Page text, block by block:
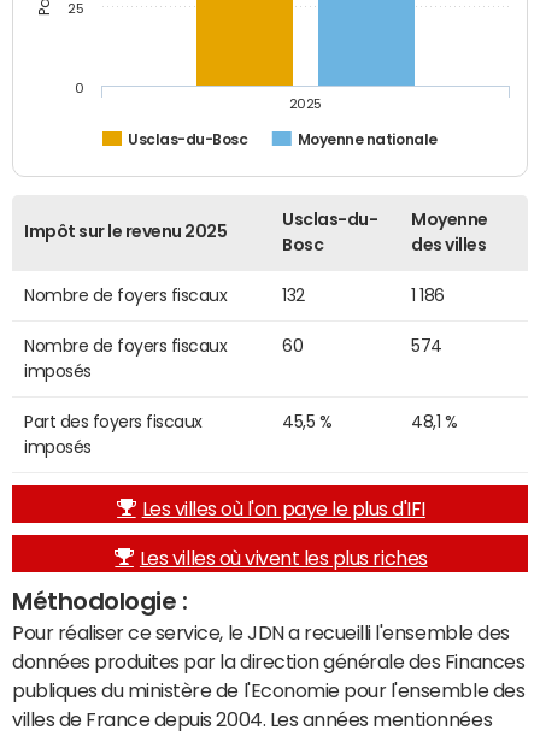
Usclas-du-Bosc Moyenne nationale
2025
0
25
Impôt sur le revenu 2025
Usclas-du-
Bosc
Moyenne
des villes
Nombre de foyers fiscaux 132 1 186
Nombre de foyers fiscaux
imposés
60 574
Part des foyers fiscaux
imposés
45,5 % 48,1 %
Les villes où l'on paye le plus d'IFI
Les villes où vivent les plus riches
Méthodologie :
Pour réaliser ce service, le JDN a recueilli l'ensemble des
données produites par la direction générale des Finances
publiques du ministère de l'Economie pour l'ensemble des
villes de France depuis 2004. Les années mentionnées